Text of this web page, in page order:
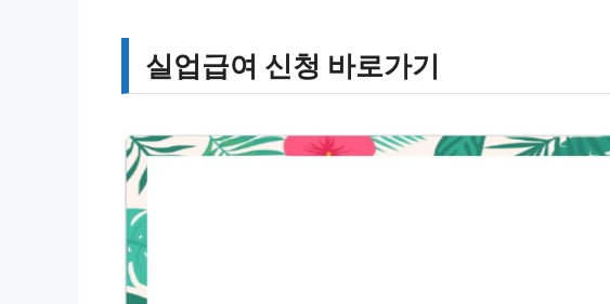
실업급여 신청 바로가기